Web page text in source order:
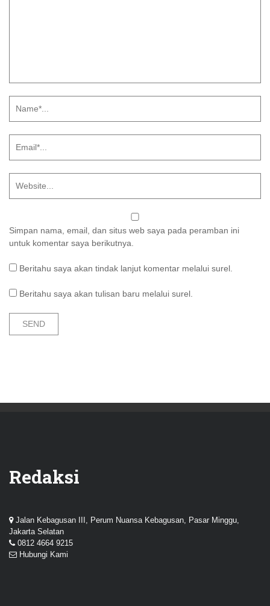
Simpan nama, email, dan situs web saya pada peramban ini
untuk komentar saya berikutnya.
Beritahu saya akan tindak lanjut komentar melalui surel.
Beritahu saya akan tulisan baru melalui surel.
Redaksi
Jalan Kebagusan III, Perum Nuansa Kebagusan, Pasar Minggu,
Jakarta Selatan
0812 4664 9215
Hubungi Kami